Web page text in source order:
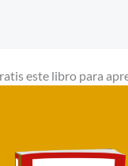
este libro para